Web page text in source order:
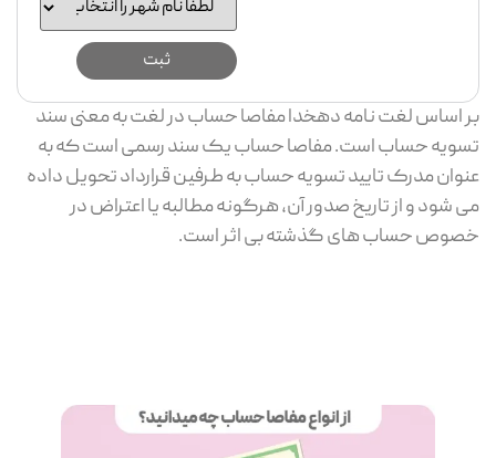
بر اساس لغت نامه دهخدا مفاصا حساب در لغت به معنی سند
تسویه حساب است. مفاصا حساب یک سند رسمی است که به
عنوان مدرک تایید تسویه حساب به طرفین قرارداد تحویل داده
می شود و از تاریخ صدور آن، هرگونه مطالبه یا اعتراض در
خصوص حساب های گذشته بی اثر است.